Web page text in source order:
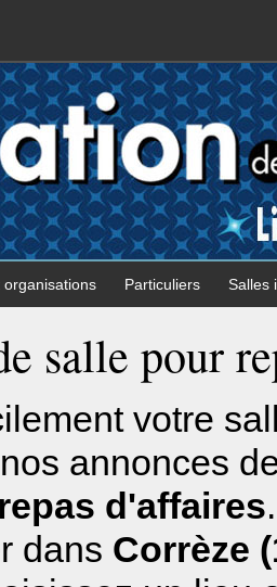
organisations Particuliers Salles
salle pour
votre
annonces
d'affaires
dans Corrèze